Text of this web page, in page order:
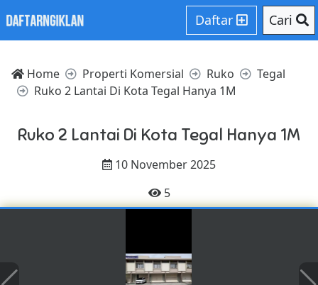
Daftar Cari
Home Properti Komersial Ruko
Tegal
Ruko 2 Lantai Di Kota Tegal Hanya 1M
Ruko 2 Lantai Di Kota Tegal Hanya 1M
10 November 2025
5